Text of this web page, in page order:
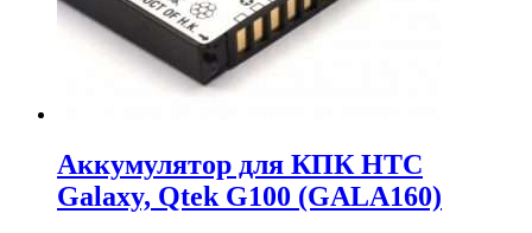
Аккумулятор для КПК HTC
Galaxy, Qtek G100 (GALA160)